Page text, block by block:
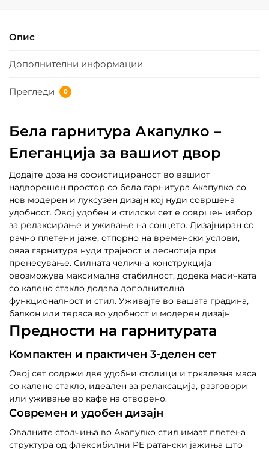
Опис
Дополнителни информации
Прегледи 0
Бела гарнитура Акапулко –
Елеганција за вашиот двор
Додајте доза на софистицираност во вашиот
надворешен простор со бела гарнитура Акапулко со
нов модерен и луксузен дизајн кој нуди совршена
удобност. Овој удобен и стилски сет е совршен избор
за релаксирање и уживање на сонцето. Дизајниран со
рачно плетени јаже, отпорно на временски услови,
оваа гарнитура нуди трајност и леснотија при
пренесување. Силната челична конструкција
овозможува максимална стабилност, додека масичката
со калено стакло додава дополнителна
функционалност и стил. Уживајте во вашата градина,
балкон или тераса во удобност и модерен дизајн.
Предности на гарнитурата
Компактен и практичен 3-делен сет
Овој сет содржи две удобни столици и тркалезна маса
со калено стакло, идеален за релаксација, разговори
или уживање во кафе на отворено.
Современ и удобен дизајн
Овалните столчиња во Акапулко стил имаат плетена
структура од флексибилни PE ратански јажиња што